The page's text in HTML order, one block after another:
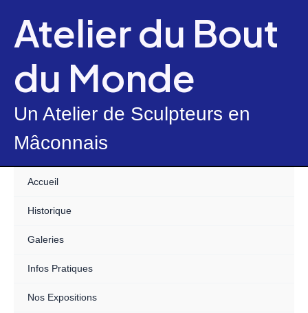
contentAtelier du Bout
du Monde
Un Atelier de Sculpteurs en
Mâconnais
Accueil
Historique
Galeries
Infos Pratiques
Nos Expositions